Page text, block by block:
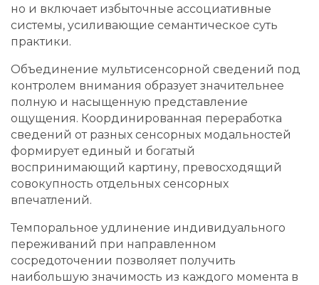
но и включает избыточные ассоциативные
системы, усиливающие семантическое суть
практики.
Объединение мультисенсорной сведений под
контролем внимания образует значительнее
полную и насыщенную представление
ощущения. Координированная переработка
сведений от разных сенсорных модальностей
формирует единый и богатый
воспринимающий картину, превосходящий
совокупность отдельных сенсорных
впечатлений.
Темпоральное удлинение индивидуального
переживаний при направленном
сосредоточении позволяет получить
наибольшую значимость из каждого момента в